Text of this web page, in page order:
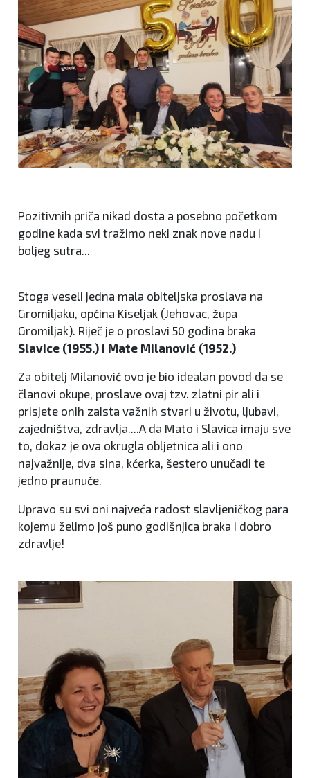
Pozitivnih priča nikad dosta a posebno početkom
godine kada svi tražimo neki znak nove nadu i
boljeg sutra...
Stoga veseli jedna mala obiteljska proslava na
Gromiljaku, općina Kiseljak (Jehovac, župa
Gromiljak). Riječ je o proslavi 50 godina braka
Slavice (1955.) i Mate Milanović (1952.)
Za obitelj Milanović ovo je bio idealan povod da se
članovi okupe, proslave ovaj tzv. zlatni pir ali i
prisjete onih zaista važnih stvari u životu, ljubavi,
zajedništva, zdravlja....A da Mato i Slavica imaju sve
to, dokaz je ova okrugla obljetnica ali i ono
najvažnije, dva sina, kćerka, šestero unučadi te
jedno praunuče.
Upravo su svi oni najveća radost slavljeničkog para
kojemu želimo još puno godišnjica braka i dobro
zdravlje!